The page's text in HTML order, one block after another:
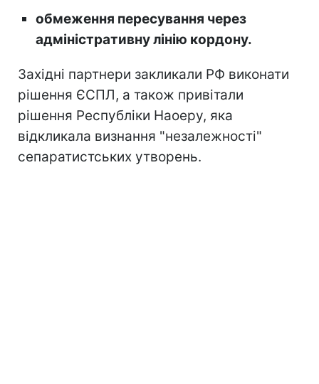
обмеження пересування через
адміністративну лінію кордону.
Західні партнери закликали РФ виконати
рішення ЄСПЛ, а також привітали
рішення Республіки Наоеру, яка
відкликала визнання "незалежності"
сепаратистських утворень.